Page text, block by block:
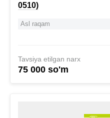
0510)
Asl raqam
Tavsiya etilgan narx
75 000 so'm